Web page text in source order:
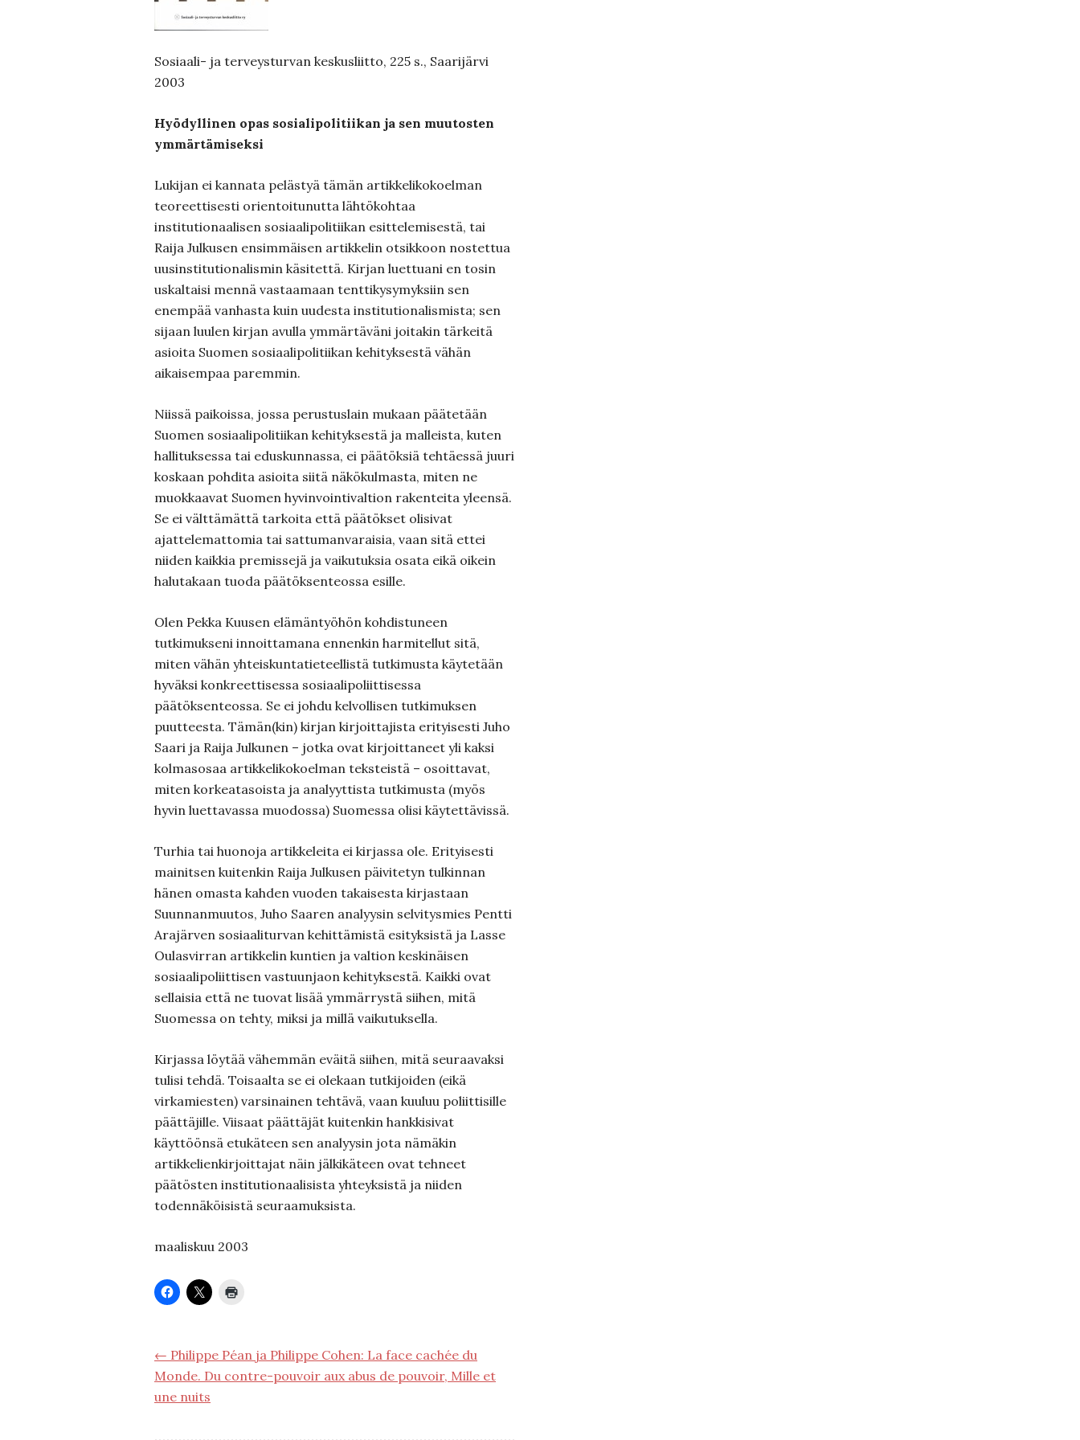
Sosiaali- ja terveysturvan keskusliitto, 225 s., Saarijärvi
2003
Hyödyllinen opas sosialipolitiikan ja sen muutosten
ymmärtämiseksi
Lukijan ei kannata pelästyä tämän artikkelikokoelman
teoreettisesti orientoitunutta lähtökohtaa
institutionaalisen sosiaalipolitiikan esittelemisestä, tai
Raija Julkusen ensimmäisen artikkelin otsikkoon nostettua
uusinstitutionalismin käsitettä. Kirjan luettuani en tosin
uskaltaisi mennä vastaamaan tenttikysymyksiin sen
enempää vanhasta kuin uudesta institutionalismista; sen
sijaan luulen kirjan avulla ymmärtäväni joitakin tärkeitä
asioita Suomen sosiaalipolitiikan kehityksestä vähän
aikaisempaa paremmin.
Niissä paikoissa, jossa perustuslain mukaan päätetään
Suomen sosiaalipolitiikan kehityksestä ja malleista, kuten
hallituksessa tai eduskunnassa, ei päätöksiä tehtäessä juuri
koskaan pohdita asioita siitä näkökulmasta, miten ne
muokkaavat Suomen hyvinvointivaltion rakenteita yleensä.
Se ei välttämättä tarkoita että päätökset olisivat
ajattelemattomia tai sattumanvaraisia, vaan sitä ettei
niiden kaikkia premissejä ja vaikutuksia osata eikä oikein
halutakaan tuoda päätöksenteossa esille.
Olen Pekka Kuusen elämäntyöhön kohdistuneen
tutkimukseni innoittamana ennenkin harmitellut sitä,
miten vähän yhteiskuntatieteellistä tutkimusta käytetään
hyväksi konkreettisessa sosiaalipoliittisessa
päätöksenteossa. Se ei johdu kelvollisen tutkimuksen
puutteesta. Tämän(kin) kirjan kirjoittajista erityisesti Juho
Saari ja Raija Julkunen – jotka ovat kirjoittaneet yli kaksi
kolmasosaa artikkelikokoelman teksteistä – osoittavat,
miten korkeatasoista ja analyyttista tutkimusta (myös
hyvin luettavassa muodossa) Suomessa olisi käytettävissä.
Turhia tai huonoja artikkeleita ei kirjassa ole. Erityisesti
mainitsen kuitenkin Raija Julkusen päivitetyn tulkinnan
hänen omasta kahden vuoden takaisesta kirjastaan
Suunnanmuutos, Juho Saaren analyysin selvitysmies Pentti
Arajärven sosiaaliturvan kehittämistä esityksistä ja Lasse
Oulasvirran artikkelin kuntien ja valtion keskinäisen
sosiaalipoliittisen vastuunjaon kehityksestä. Kaikki ovat
sellaisia että ne tuovat lisää ymmärrystä siihen, mitä
Suomessa on tehty, miksi ja millä vaikutuksella.
Kirjassa löytää vähemmän eväitä siihen, mitä seuraavaksi
tulisi tehdä. Toisaalta se ei olekaan tutkijoiden (eikä
virkamiesten) varsinainen tehtävä, vaan kuuluu poliittisille
päättäjille. Viisaat päättäjät kuitenkin hankkisivat
käyttöönsä etukäteen sen analyysin jota nämäkin
artikkelienkirjoittajat näin jälkikäteen ovat tehneet
päätösten institutionaalisista yhteyksistä ja niiden
todennäköisistä seuraamuksista.
maaliskuu 2003
← Philippe Péan ja Philippe Cohen: La face cachée du
Monde. Du contre-pouvoir aux abus de pouvoir, Mille et
une nuits